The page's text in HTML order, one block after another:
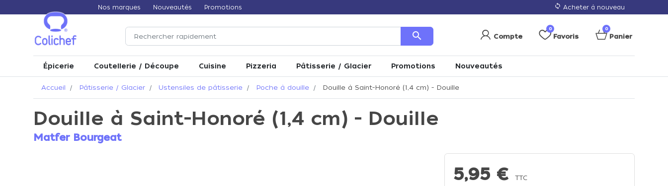
Nos marques Nouveautés Promotions loop Acheter à nouveau
search Compte
0
Favoris
0
Panier
Épicerie Coutellerie / Découpe Cuisine Pizzeria Pâtisserie / Glacier Promotions Nouveautés
Accueil Pâtisserie / Glacier Ustensiles de pâtisserie Poche à douille Douille à Saint-Honoré (1,4 cm) - Douille
Douille à Saint-Honoré (1,4 cm) - Douille
Matfer Bourgeat
5,95 € TTC